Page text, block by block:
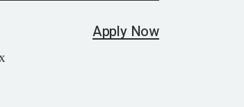
Apply Now